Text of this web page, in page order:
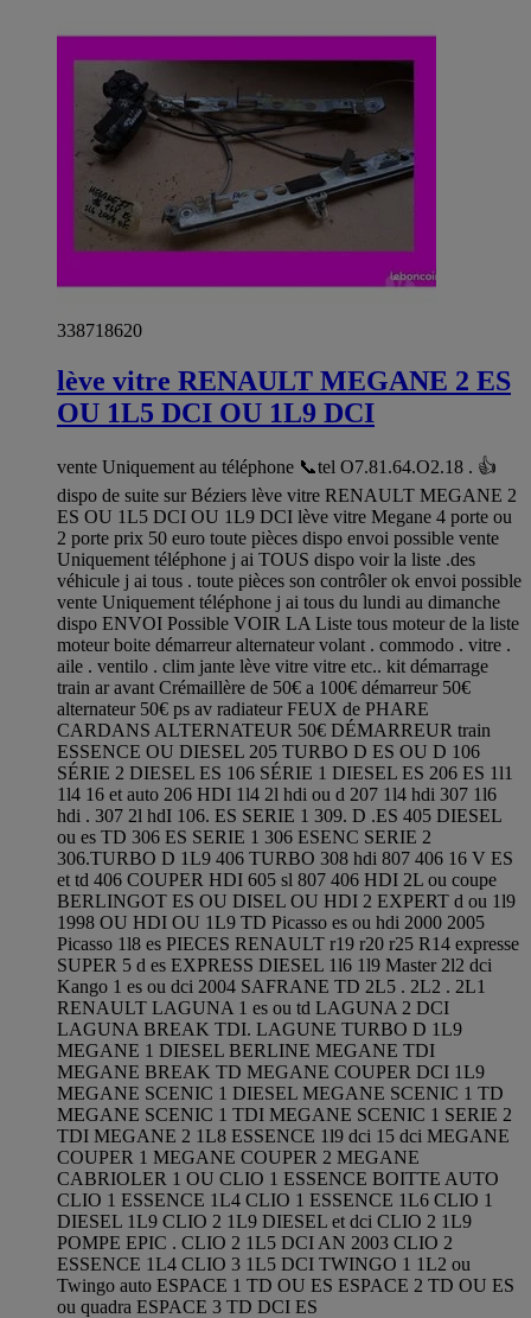
338718620
lève vitre RENAULT MEGANE 2 ES
OU 1L5 DCI OU 1L9 DCI
vente Uniquement au téléphone 📞tel O7.81.64.O2.18 . 👍
dispo de suite sur Béziers lève vitre RENAULT MEGANE 2
ES OU 1L5 DCI OU 1L9 DCI lève vitre Megane 4 porte ou
2 porte prix 50 euro toute pièces dispo envoi possible vente
Uniquement téléphone j ai TOUS dispo voir la liste .des
véhicule j ai tous . toute pièces son contrôler ok envoi possible
vente Uniquement téléphone j ai tous du lundi au dimanche
dispo ENVOI Possible VOIR LA Liste tous moteur de la liste
moteur boite démarreur alternateur volant . commodo . vitre .
aile . ventilo . clim jante lève vitre vitre etc.. kit démarrage
train ar avant Crémaillère de 50€ a 100€ démarreur 50€
alternateur 50€ ps av radiateur FEUX de PHARE
CARDANS ALTERNATEUR 50€ DÉMARREUR train
ESSENCE OU DIESEL 205 TURBO D ES OU D 106
SÉRIE 2 DIESEL ES 106 SÉRIE 1 DIESEL ES 206 ES 1l1
1l4 16 et auto 206 HDI 1l4 2l hdi ou d 207 1l4 hdi 307 1l6
hdi . 307 2l hdI 106. ES SERIE 1 309. D .ES 405 DIESEL
ou es TD 306 ES SERIE 1 306 ESENC SERIE 2
306.TURBO D 1L9 406 TURBO 308 hdi 807 406 16 V ES
et td 406 COUPER HDI 605 sl 807 406 HDI 2L ou coupe
BERLINGOT ES OU DISEL OU HDI 2 EXPERT d ou 1l9
1998 OU HDI OU 1L9 TD Picasso es ou hdi 2000 2005
Picasso 1l8 es PIECES RENAULT r19 r20 r25 R14 expresse
SUPER 5 d es EXPRESS DIESEL 1l6 1l9 Master 2l2 dci
Kango 1 es ou dci 2004 SAFRANE TD 2L5 . 2L2 . 2L1
RENAULT LAGUNA 1 es ou td LAGUNA 2 DCI
LAGUNA BREAK TDI. LAGUNE TURBO D 1L9
MEGANE 1 DIESEL BERLINE MEGANE TDI
MEGANE BREAK TD MEGANE COUPER DCI 1L9
MEGANE SCENIC 1 DIESEL MEGANE SCENIC 1 TD
MEGANE SCENIC 1 TDI MEGANE SCENIC 1 SERIE 2
TDI MEGANE 2 1L8 ESSENCE 1l9 dci 15 dci MEGANE
COUPER 1 MEGANE COUPER 2 MEGANE
CABRIOLER 1 OU CLIO 1 ESSENCE BOITTE AUTO
CLIO 1 ESSENCE 1L4 CLIO 1 ESSENCE 1L6 CLIO 1
DIESEL 1L9 CLIO 2 1L9 DIESEL et dci CLIO 2 1L9
POMPE EPIC . CLIO 2 1L5 DCI AN 2003 CLIO 2
ESSENCE 1L4 CLIO 3 1L5 DCI TWINGO 1 1L2 ou
Twingo auto ESPACE 1 TD OU ES ESPACE 2 TD OU ES
ou quadra ESPACE 3 TD DCI ES